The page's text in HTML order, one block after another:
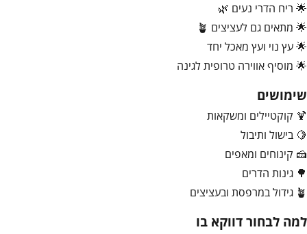
🌟 ריח הדרי נעים 🌿
🌟 מתאים גם לעציצים 🪴
🌟 עץ נוי ועץ מאכל יחד
🌟 מוסיף אווירה טרופית לגינה
שימושים
🍹 קוקטיילים ומשקאות
🍋 בישול ותיבול
🍰 קינוחים ומאפים
🌳 גינות הדרים
🪴 גידול במרפסת ובעציצים
למה לבחור דווקא בו